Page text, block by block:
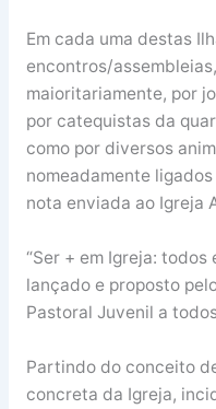
Em cada uma destas
encontros/
maioritariamente, por
por catequistas da
como por diversos
nomeadamente
nota enviada ao Igreja
“Ser + em Igreja: todos
lançado e proposto
Pastoral Juvenil a
Partindo do conceito
concreta da Igreja,